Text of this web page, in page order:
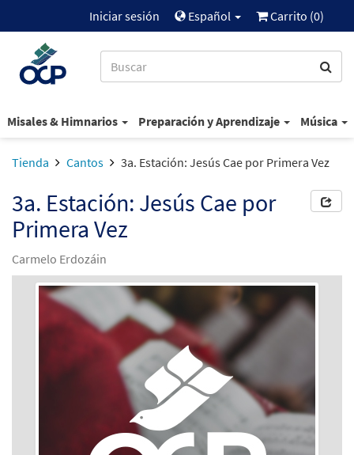
Iniciar sesión Español Carrito (0)
Misales & Himnarios Preparación y Aprendizaje Música
Tienda Cantos 3a. Estación: Jesús Cae por Primera Vez
3a. Estación: Jesús Cae por
Primera Vez
Carmelo Erdozáin